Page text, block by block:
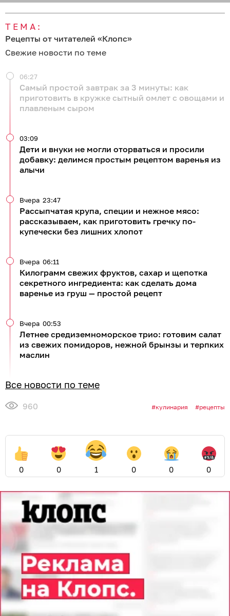
ТЕМА:
Рецепты от читателей «Клопс»
Свежие новости по теме
Самый простой завтрак за 3 минуты: как
приготовить в кружке сытный омлет с овощами и
плавленым сыром
06:27
Дети и внуки не могли оторваться и просили
добавку: делимся простым рецептом варенья из
алычи
03:09
Рассыпчатая крупа, специи и нежное мясо:
рассказываем, как приготовить гречку по-
купечески без лишних хлопот
Вчера 23:47
Килограмм свежих фруктов, сахар и щепотка
секретного ингредиента: как сделать дома
варенье из груш — простой рецепт
Вчера 06:11
Летнее средиземноморское трио: готовим салат
из свежих помидоров, нежной брынзы и терпких
маслин
Вчера 00:53
Все новости по теме
960 кулинария рецепты
0 0 1 0 0 0